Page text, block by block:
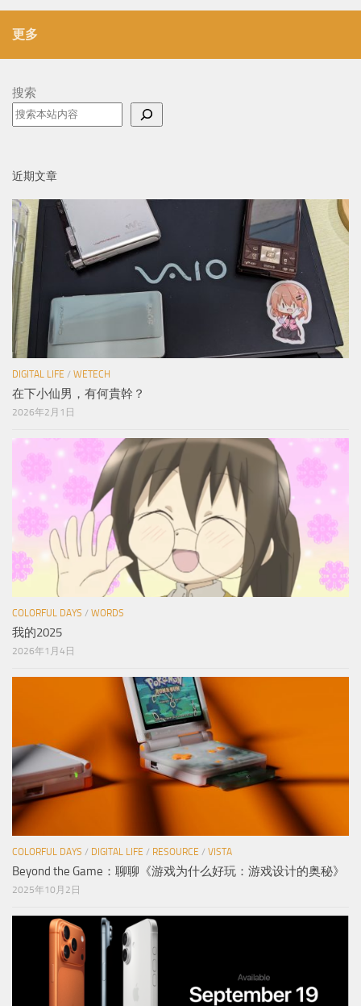
更多
搜索
近期文章
DIGITAL LIFE / WETECH
在下小仙男，有何貴幹？
2026年2月1日
COLORFUL DAYS / WORDS
我的2025
2026年1月4日
COLORFUL DAYS / DIGITAL LIFE / RESOURCE / VISTA
Beyond the Game：聊聊《游戏为什么好玩：游戏设计的奥秘》
2025年10月2日